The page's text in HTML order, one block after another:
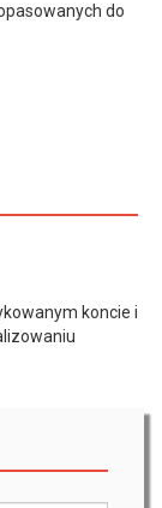
do
koncie i